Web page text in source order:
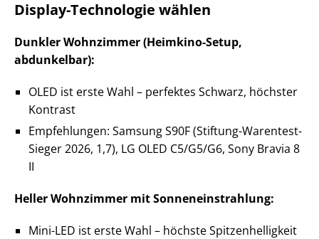
Display-Technologie wählen
Dunkler Wohnzimmer (Heimkino-Setup,
abdunkelbar):
OLED ist erste Wahl – perfektes Schwarz, höchster
Kontrast
Empfehlungen: Samsung S90F (Stiftung-Warentest-
Sieger 2026, 1,7), LG OLED C5/G5/G6, Sony Bravia 8
II
Heller Wohnzimmer mit Sonneneinstrahlung:
Mini-LED ist erste Wahl – höchste Spitzenhelligkeit